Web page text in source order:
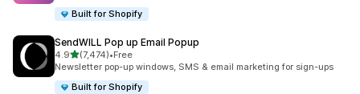
Built for Shopify
SendWILL Pop up Email Popup
4.9เต็ม 5 ดาว
(7,474)
ทั้งหมด 7474 รีวิว
•Free
Newsletter pop-up windows, SMS & email marketing for sign-ups
Built for Shopify